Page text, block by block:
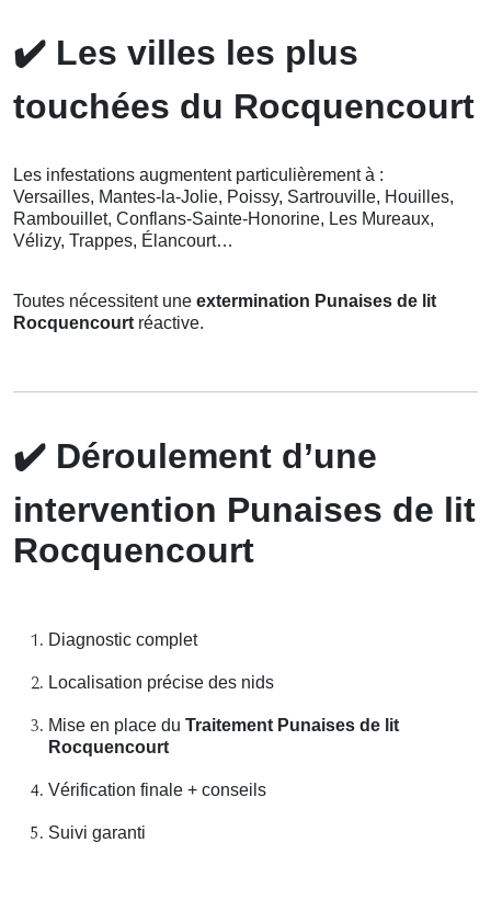
✔️ Les villes les plus
touchées du Rocquencourt
Les infestations augmentent particulièrement à :
Versailles, Mantes-la-Jolie, Poissy, Sartrouville, Houilles,
Rambouillet, Conflans-Sainte-Honorine, Les Mureaux,
Vélizy, Trappes, Élancourt…
Toutes nécessitent une extermination Punaises de lit
Rocquencourtréactive.
✔️ Déroulement d’une
intervention Punaises de lit
Rocquencourt
Diagnostic complet
Localisation précise des nids
Mise en place du Traitement Punaises de lit
Rocquencourt
Vérification finale + conseils
Suivi garanti